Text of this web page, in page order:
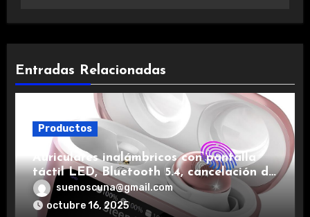
Entradas Relacionadas
Productos
Auriculares inalámbricos con pantalla
táctil LED, Bluetooth 5.4, cancelación de
ruido, impermeables y de larga duración.
suenoscuna@gmail.com
octubre 16, 2025